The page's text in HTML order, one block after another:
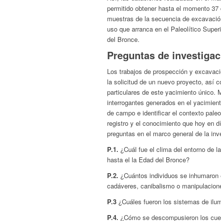
permitido obtener hasta el momento
muestras de la secuencia de
uso que arranca en el Paleolítico
del Bronce.
Preguntas de
Los trabajos de prospección y
la solicitud de un nuevo proyecto, así
particulares de este yacimiento único.
interrogantes generados en el
de campo e identificar el contexto
registro y el conocimiento que hoy en
preguntas en el marco general de la
P.1. ¿Cuál fue el clima del entorno de
hasta el la Edad del Bronce?
P.2. ¿Cuántos individuos se
cadáveres, canibalismo o
P.3 ¿Cuáles fueron los sistemas de
P.4. ¿Cómo se descompusieron los